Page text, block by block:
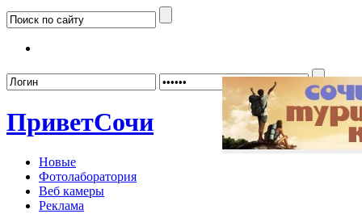
ПриветСочи
Новые
Фотолаборатория
Веб камеры
Реклама